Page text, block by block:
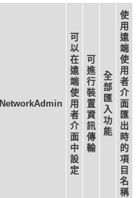
NetworkAdmin
可
以
在
遠
端
使
用
者
介
面
中
設
定
可
進
行
裝
置
資
訊
傳
輸
全
部
匯
入
功
能
使
用
遠
端
使
用
者
介
面
匯
出
時
的
項
目
名
稱